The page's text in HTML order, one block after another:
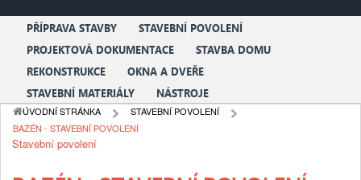
PŘÍPRAVA STAVBY
STAVEBNÍ POVOLENÍ
PROJEKTOVÁ DOKUMENTACE
STAVBA DOMU
REKONSTRUKCE
OKNA A DVEŘE
STAVEBNÍ MATERIÁLY
NÁSTROJE
ÚVODNÍ STRÁNKA
STAVEBNÍ POVOLENÍ
BAZÉN - STAVEBNÍ POVOLENÍ
Stavební povolení